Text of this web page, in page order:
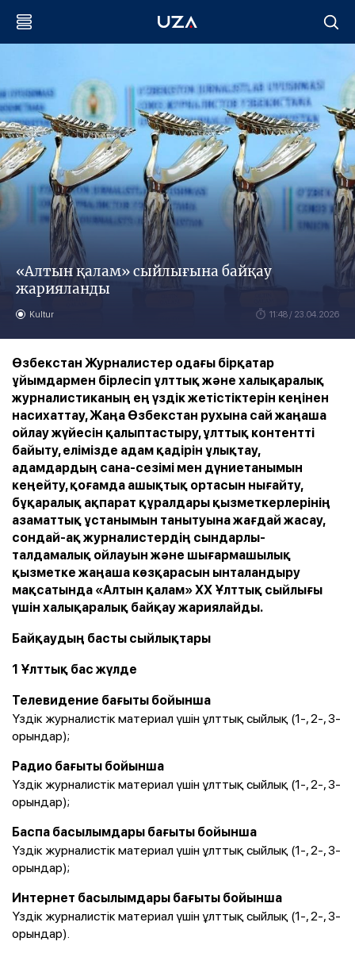
«Алтын қалам» сыйлығына байқау
жарияланды
Kultur 11:48 / 23.04.2026
Өзбекстан Журналистер одағы бірқатар
ұйымдармен бірлесіп ұлттық және халықаралық
журналистиканың ең үздік жетістіктерін кеңінен
насихаттау, Жаңа Өзбекстан рухына сай жаңаша
ойлау жүйесін қалыптастыру, ұлттық контентті
байыту, елімізде адам қадірін ұлықтау,
адамдардың сана-сезімі мен дүниетанымын
кеңейту, қоғамда ашықтық ортасын нығайту,
бұқаралық ақпарат құралдары қызметкерлерінің
азаматтық ұстанымын танытуына жағдай жасау,
сондай-ақ журналистердің сындарлы-
талдамалық ойлауын және шығармашылық
қызметке жаңаша көзқарасын ынталандыру
мақсатында «Алтын қалам» ХХ Ұлттық сыйлығы
үшін халықаралық байқау жариялайды.
Байқаудың басты сыйлықтары
1 Ұлттық бас жүлде
Телевидение бағыты бойынша
Үздік журналистік материал үшін ұлттық сыйлық (1-, 2-, 3-
орындар);
Радио бағыты бойынша
Үздік журналистік материал үшін ұлттық сыйлық (1-, 2-, 3-
орындар);
Баспа басылымдары бағыты бойынша
Үздік журналистік материал үшін ұлттық сыйлық (1-, 2-, 3-
орындар);
Интернет басылымдары бағыты бойынша
Үздік журналистік материал үшін ұлттық сыйлық (1-, 2-, 3-
орындар).